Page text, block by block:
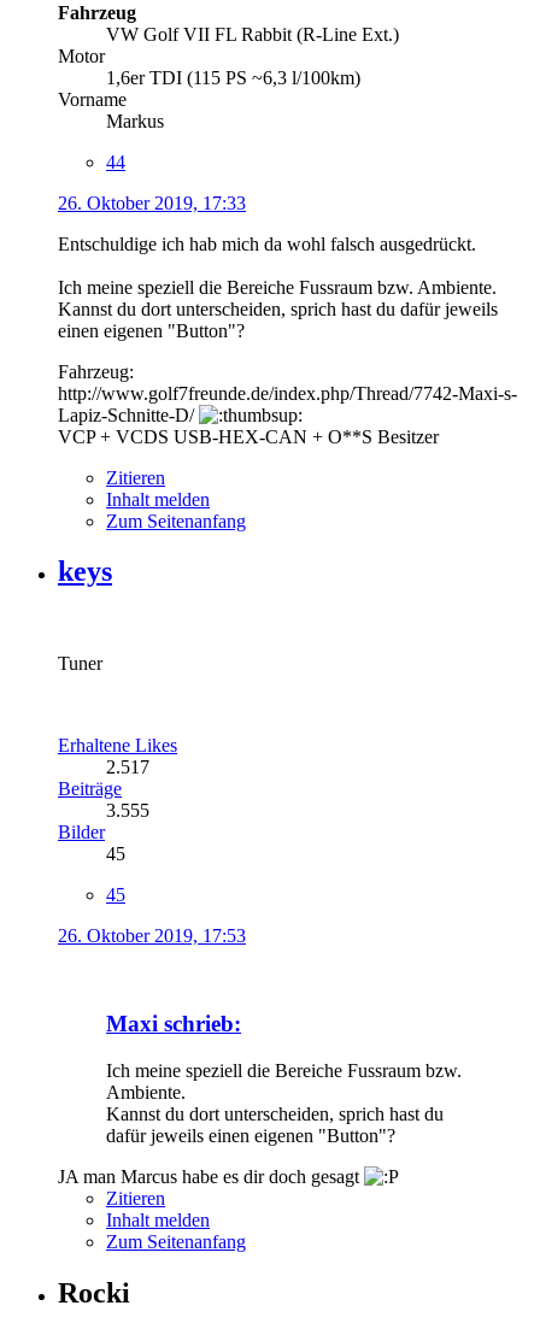
Fahrzeug
VW Golf VII FL Rabbit (R-Line Ext.)
Motor
1,6er TDI (115 PS ~6,3 l/100km)
Vorname
Markus
44
26. Oktober 2019, 17:33
Entschuldige ich hab mich da wohl falsch ausgedrückt.
Ich meine speziell die Bereiche Fussraum bzw. Ambiente.
Kannst du dort unterscheiden, sprich hast du dafür jeweils
einen eigenen "Button"?
Fahrzeug:
http://www.golf7freunde.de/index.php/Thread/7742-Maxi-s-
Lapiz-Schnitte-D/
VCP + VCDS USB-HEX-CAN + O**S Besitzer
Zitieren
Inhalt melden
Zum Seitenanfang
keys
Tuner
Erhaltene Likes
2.517
Beiträge
3.555
Bilder
45
45
26. Oktober 2019, 17:53
Maxi schrieb:
Ich meine speziell die Bereiche Fussraum bzw.
Ambiente.
Kannst du dort unterscheiden, sprich hast du
dafür jeweils einen eigenen "Button"?
JA man Marcus habe es dir doch gesagt
Zitieren
Inhalt melden
Zum Seitenanfang
Rocki